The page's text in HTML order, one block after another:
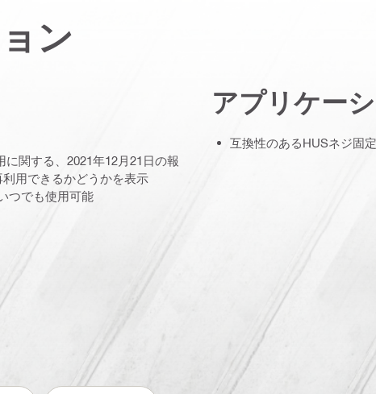
ン
関する、2021年12月21日の報
用できるかどうかを表示
つでも使用可能
アプリケー
互換性のあるHUSネジ固